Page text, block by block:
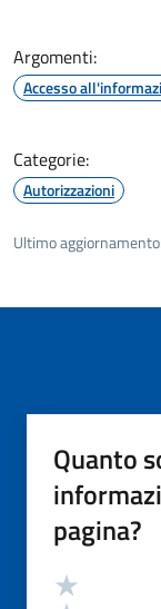
Argomenti:
Accesso
Categorie:
Autorizzazioni
Ultimo aggiornamento:
Quanto
pagina?
Valutazione